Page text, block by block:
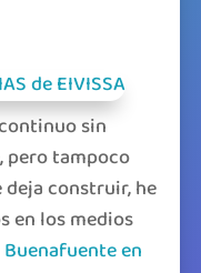
sin
pero tampoco
construir, he
en los medios
en